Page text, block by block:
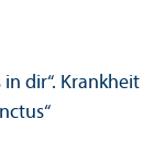
dir“. Krankheit